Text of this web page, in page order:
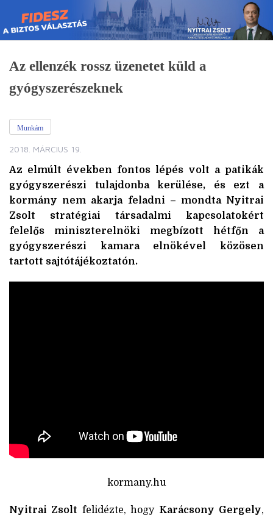
Skip
to
content
Az ellenzék rossz üzenetet küld a
gyógyszerészeknek
Munkám
2018. MÁRCIUS 19.
Az elmúlt években fontos lépés volt a patikák
gyógyszerészi tulajdonba kerülése, és ezt a
kormány nem akarja feladni – mondta Nyitrai
Zsolt stratégiai társadalmi kapcsolatokért
felelős miniszterelnöki megbízott hétfőn a
gyógyszerészi kamara elnökével közösen
tartott sajtótájékoztatón.
kormany.hu
Nyitrai Zsolt felidézte, hogy Karácsony Gergely,